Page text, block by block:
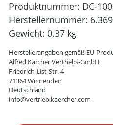
Produktnummer: DC-
Herstellernummer:
Gewicht: 0.37 kg
Herstellerangaben gemäß EU-
Alfred Kärcher Vertriebs-GmbH
Friedrich-List-Str. 4
71364 Winnenden
Deutschland
info@vertrieb.kaercher.com